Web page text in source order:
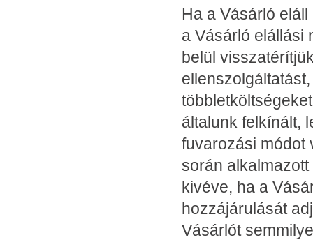
Ha a Vásárló
a Vásárló elállási
belül
általunk felkínált,
fuvarozási módot
során
kivéve, ha a
hozzájárulását
Vásárlót